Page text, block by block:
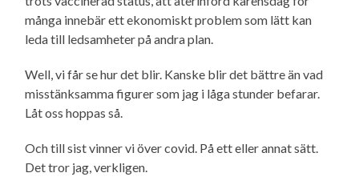
många innebär ett ekonomiskt problem som lätt kan
leda till ledsamheter på andra plan.
Well, vi får se hur det blir. Kanske blir det bättre än vad
misstänksamma figurer som jag i låga stunder befarar.
Låt oss hoppas så.
Och till sist vinner vi över covid. På ett eller annat sätt.
Det tror jag, verkligen.